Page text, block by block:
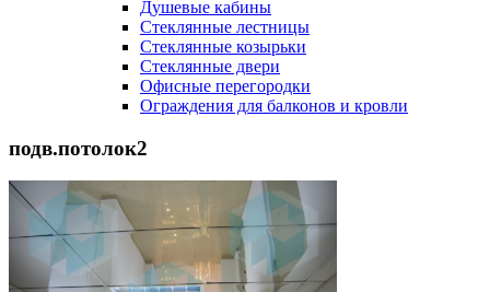
Душевые кабины
Cтеклянные лестницы
Cтеклянные козырьки
Cтеклянные двери
Офисные перегородки
Ограждения для балконов и кровли
подв.потолок2